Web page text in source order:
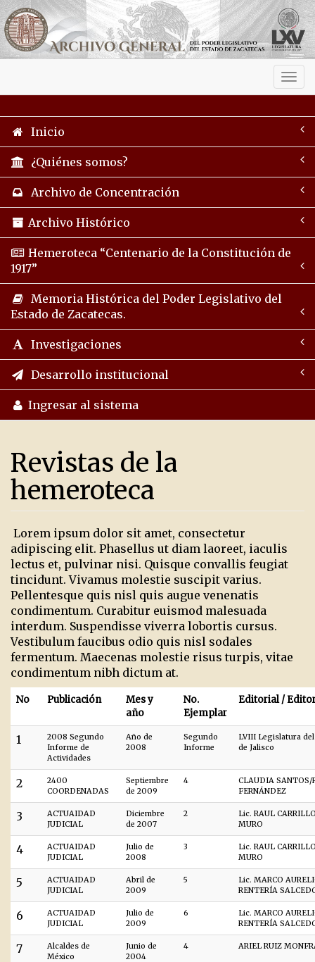
Inicio
¿Quiénes somos?
Archivo de Concentración
Archivo Histórico
Hemeroteca “Centenario de la Constitución de
1917”
Memoria Histórica del Poder Legislativo del
Estado de Zacatecas.
Investigaciones
Desarrollo institucional
Ingresar al sistema
Revistas de la
hemeroteca
Lorem ipsum dolor sit amet, consectetur
adipiscing elit. Phasellus ut diam laoreet, iaculis
lectus et, pulvinar nisi. Quisque convallis feugiat
tincidunt. Vivamus molestie suscipit varius.
Pellentesque quis nisl quis augue venenatis
condimentum. Curabitur euismod malesuada
interdum. Suspendisse viverra lobortis cursus.
Vestibulum faucibus odio quis nisl sodales
fermentum. Maecenas molestie risus turpis, vitae
condimentum nibh dictum at.
No Publicación
Mes y
año
No.
Ejemplar
Editorial /
1
2008 Segundo
Informe de
Actividades
Año de
2008
Segundo
Informe
LVIII Legislatura
de Jalisco
2
2400
COORDENADAS
Septiembre
de 2009
4
CLAUDIA SANTOS/
FERNÁNDEZ
3
ACTUAIDAD
JUDICIAL
Diciembre
de 2007
2
Lic. RAUL
MURO
4
ACTUAIDAD
JUDICIAL
Julio de
2008
3
Lic. RAUL
MURO
5
ACTUAIDAD
JUDICIAL
Abril de
2009
5
Lic. MARCO
RENTERÍA
6
ACTUAIDAD
JUDICIAL
Julio de
2009
6
Lic. MARCO
RENTERÍA
7
Alcaldes de
México
Junio de
2004
4 ARIEL RUIZ